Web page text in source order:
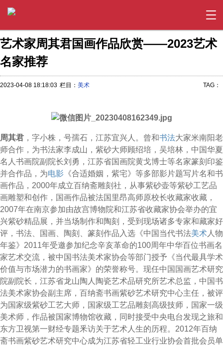
艺术家周其君国画作品欣赏——2023艺术
名家推荐
2023-04-08 18:18:03 栏目： 美术 TAG：
周其君 ，字小株，号孺石，江苏宜兴人。曾和书法大家米南阳老
师合作，为书法家李成山，紫砂大师顾绍培，吴培林，中国华夏
名人书画院副院长刘勇，江苏省国画院黄戈博士等名家篆刻印鉴
并合作品，为电影 《合适婚姻，紫宅》等多部影片题写片名和书
画作品，2000年成立百纳斋雕刻社，从事紫砂壶等紫砂工艺品
画雕塑和创作，国画作品被法国里昂高师原校长收藏家收藏，
2007年在南京参加由故宫博物院和江苏省收藏家协会举办的宜
兴紫砂精品展，并当场制作和陶刻，受到现场诸多专家和藏家好
评，书法、国画、陶刻、篆刻作品入选《中国当代书法美术 人物
年鉴》2011年受邀参加纪念辛亥革命的100周年中华百位书画名
家艺术交流，被中国书法美术家协会等部门授予《当代最具学术
价值与市场潜力的书画家》的荣誉称号。现任中国国画艺术研究
院副院长，江苏省龙山陶人陶瓷艺术品研究所艺术总监，中国书
法美术家协会副主席，百纳斋书画紫砂艺术研究中心主任，被评
为国家级紫砂工艺大师，国家级工艺品雕刻高级技师，国家一级
美术师，作品被国家博物馆收藏，同时接受中央电台发现之旅和
东方卫视第一财经专题釆访关于艺术人生的历程。2012年百纳
斋书画紫砂艺术研究中心成为江苏省轻工业行业协会首批会员单